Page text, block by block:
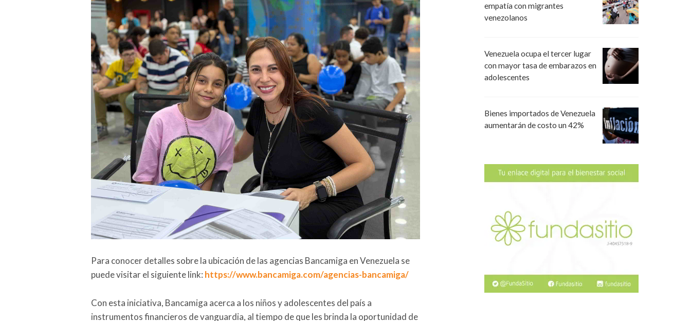
Para conocer detalles sobre la ubicación de las agencias Bancamiga en Venezuela se
puede visitar el siguiente link: https://www.bancamiga.com/agencias-bancamiga/
Con esta iniciativa, Bancamiga acerca a los niños y adolescentes del país a
instrumentos financieros de vanguardia, al tiempo de que les brinda la oportunidad de
empatía con migrantes
venezolanos
Venezuela ocupa el tercer lugar
con mayor tasa de embarazos en
adolescentes
Bienes importados de Venezuela
aumentarán de costo un 42%